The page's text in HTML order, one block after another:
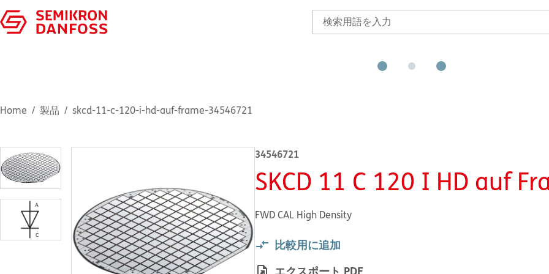
Home 製品 skcd-11-c-120-i-hd-auf-frame-34546721
34546721
SKCD 11 C 120 I HD auf
FWD CAL High Density
比較用に追加